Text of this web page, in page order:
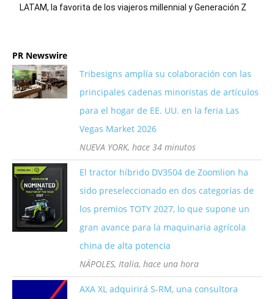
LATAM, la favorita de los viajeros millennial y Generación Z
PR Newswire
Tribesigns amplía su colaboración con las
principales cadenas minoristas de artículos
para el hogar de EE. UU. en la feria Las
Vegas Market 2026
NUEVA YORK, hace 34 minutos
El tractor híbrido DV3504 de Zoomlion ha
sido preseleccionado en dos categorías de
los premios TOTY 2027, lo que supone un
gran avance para la maquinaria agrícola
china de alta potencia
NÁPOLES, Italia, hace una hora
AXA XL adquirirá S-RM, una consultora